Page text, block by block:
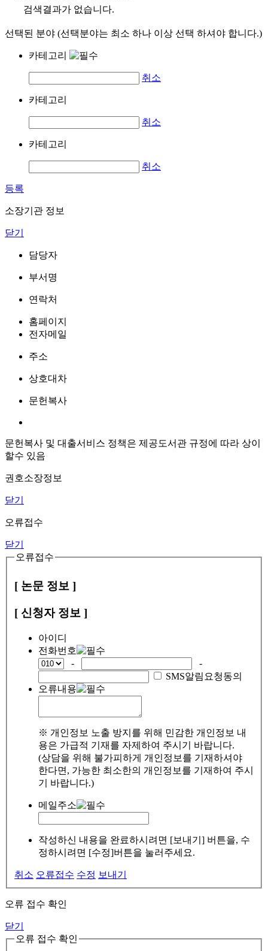
검색결과가 없습니다.
선택된 분야 (선택분야는 최소 하나 이상 선택 하셔야 합니다.)
카테고리
취소
카테고리
취소
카테고리
취소
등록
소장기관 정보
닫기
담당자
부서명
연락처
홈페이지
전자메일
주소
상호대차
문헌복사
문헌복사 및 대출서비스 정책은 제공도서관 규정에 따라 상이
할수 있음
권호소장정보
닫기
오류접수
닫기
오류접수
[ 논문 정보 ]
[ 신청자 정보 ]
아이디
전화번호
-
-
SMS알림요청동의
오류내용
※ 개인정보 노출 방지를 위해 민감한 개인정보 내
용은 가급적 기재를 자제하여 주시기 바랍니다.
(상담을 위해 불가피하게 개인정보를 기재하셔야
한다면, 가능한 최소한의 개인정보를 기재하여 주시
기 바랍니다.)
메일주소
작성하신 내용을 완료하시려면 [보내기] 버튼을, 수
정하시려면 [수정]버튼을 눌러주세요.
취소 오류접수 수정 보내기
오류 접수 확인
닫기
오류 접수 확인